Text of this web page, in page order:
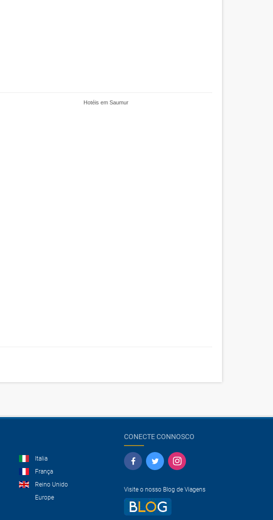
Hotéis em Saumur
Italia
França
Reino Unido
Europe
CONECTE CONNOSCO
Visite o nosso Blog de Viagens